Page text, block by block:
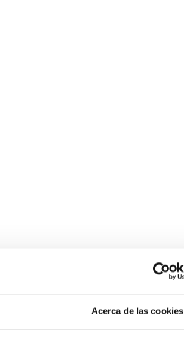
Acerca de las cookies